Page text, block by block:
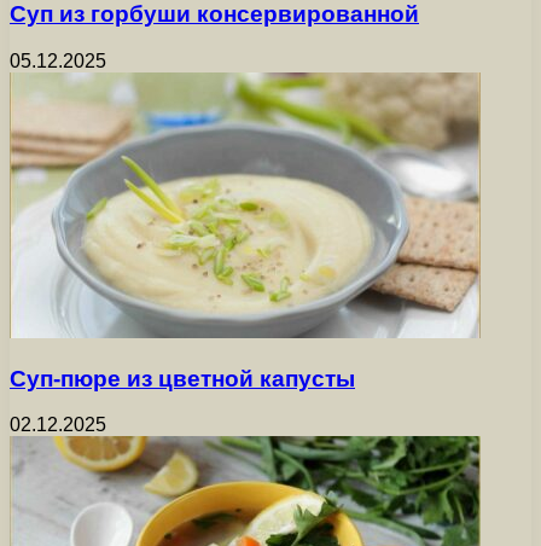
Суп из горбуши консервированной
05.12.2025
Суп-пюре из цветной капусты
02.12.2025